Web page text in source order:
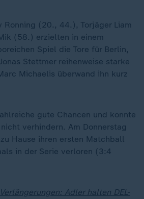
Ronning (20., 44.), Torjäger Liam
(58.) erzielten in einem
Spiel die Tore für Berlin,
Stettmer reihenweise starke
Michaelis überwand ihn kurz
gute Chancen und konnte
verhindern. Am Donnerstag
Hause ihren ersten Matchball
in der Serie verloren (3:4
Adler halten DEL-